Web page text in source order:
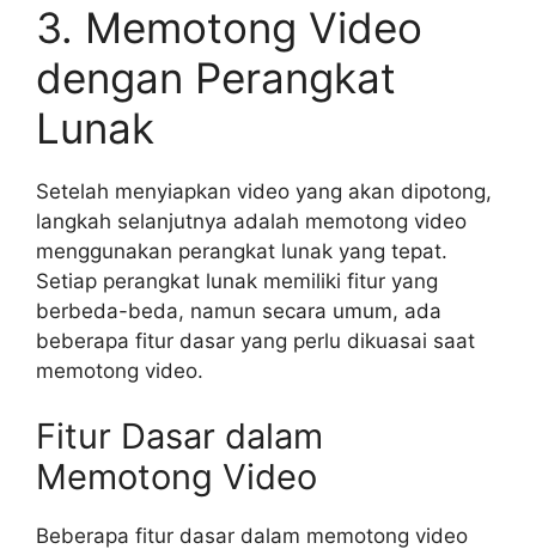
3. Memotong Video
dengan Perangkat
Lunak
Setelah menyiapkan video yang akan dipotong,
langkah selanjutnya adalah memotong video
menggunakan perangkat lunak yang tepat.
Setiap perangkat lunak memiliki fitur yang
berbeda-beda, namun secara umum, ada
beberapa fitur dasar yang perlu dikuasai saat
memotong video.
Fitur Dasar dalam
Memotong Video
Beberapa fitur dasar dalam memotong video